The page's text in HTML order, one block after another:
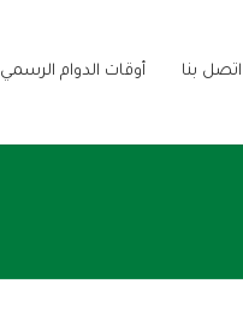
أوقات الدوام الرسمي اتصل بنا